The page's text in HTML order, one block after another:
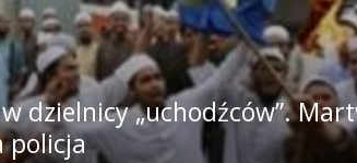
dzielnicy „uchodźców”.
policja